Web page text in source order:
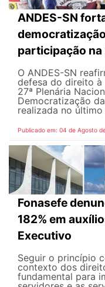
ANDES-SN
participação na
O ANDES-SN
defesa do direito
27ª Plenária
Democratização
realizada no último
Publicado em: 04 de Agosto
Fonasefe
182% em
Executivo
Seguir o princípio
contexto dos
fundamental para